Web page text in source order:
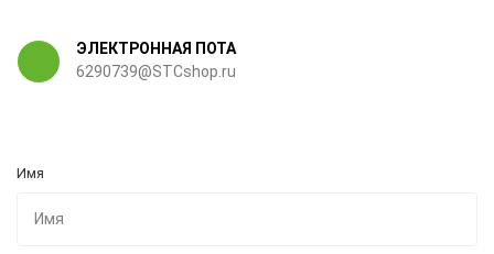
ЭЛЕКТРОННАЯ ПОТА
6290739@STCshop.ru
Имя